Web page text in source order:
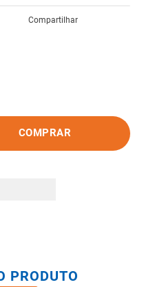
Compartilhar
COMPRAR
PRODUTO